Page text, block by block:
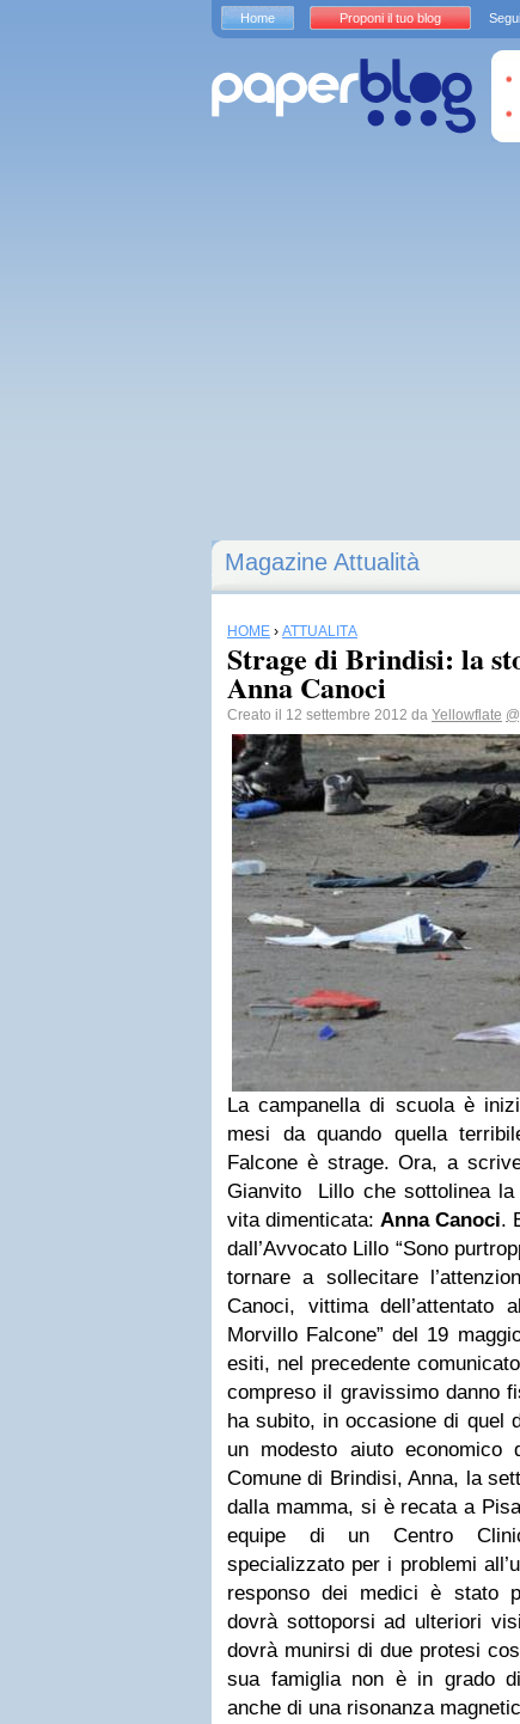
Magazine Attualità
HOME › ATTUALITÀ
Strage di Brindisi: la
Anna Canoci
Creato il 12 settembre 2012 da Yellowflate
La campanella di scuola è
mesi da quando quella
Falcone è strage. Ora, a
Gianvito Lillo che sottolinea
vita dimenticata:Anna Canoci.
dall’Avvocato Lillo “Sono
tornare a sollecitare
Canoci, vittima dell’attentato
Morvillo Falcone” del 19
esiti, nel precedente
compreso il gravissimo danno
ha subito, in occasione di quel
un modesto aiuto economico
Comune di Brindisi, Anna, la
dalla mamma, si è recata a
equipe di un Centro
specializzato per i problemi
responso dei medici è stato
dovrà sottoporsi ad ulteriori
dovrà munirsi di due protesi
sua famiglia non è in grado
anche di una risonanza
Home Proponi il tuo blog